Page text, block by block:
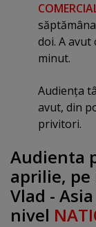
doi. A avut
minut.
Audienţa
avut, din
privitori.
Audienta
aprilie,
Vlad -
nivel